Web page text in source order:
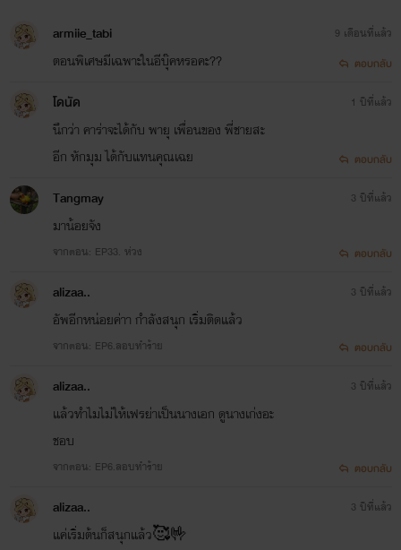
armiie_tabi
ตอนพิเศษมีเฉพาะในอีบุ๊คหรอคะ??
9 เดือนที่แล้ว
ตอบกลับ
โดนัด
นึกว่า คาร่าจะได้กับ พายุ เพื่อนของ พี่ชายสะ
อีก หักมุม ได้กับแทนคุณเฉย
1 ปีที่แล้ว
ตอบกลับ
Tangmay
มาน้อยจัง
จากตอน: EP33. ห่วง
3 ปีที่แล้ว
ตอบกลับ
alizaa..
อัพอีกหน่อยค่าา กำลังสนุก เริ่มติดแล้ว
จากตอน: EP6.ลอบทำร้าย
3 ปีที่แล้ว
ตอบกลับ
alizaa..
แล้วทำไมไม่ให้เฟรย่าเป็นนางเอก ดูนางเก่งอะ
ชอบ
จากตอน: EP6.ลอบทำร้าย
3 ปีที่แล้ว
ตอบกลับ
alizaa..
แค่เริ่มต้นก็สนุกแล้ว🥰🤟
3 ปีที่แล้ว